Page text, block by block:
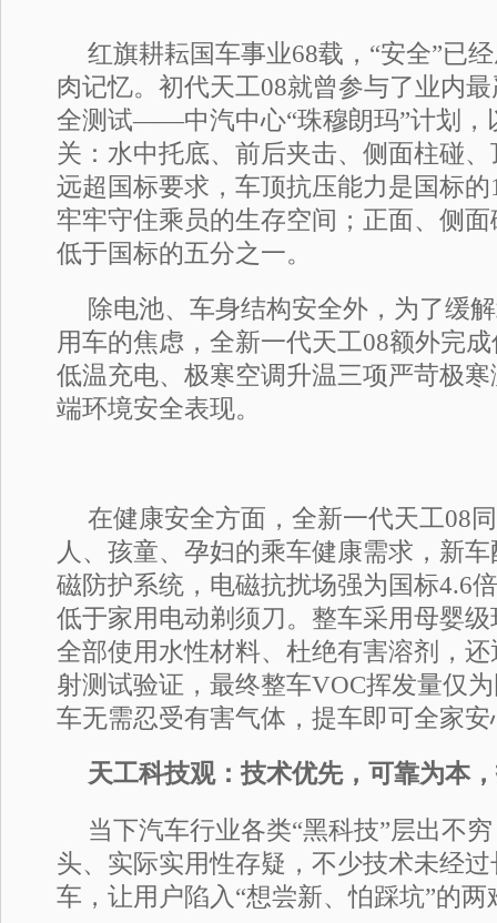
红旗耕耘国车事业68载，“安全”已
肉记忆。初代天工08就曾参与了业内
全测试——中汽中心“珠穆朗玛”计划，
关：水中托底、前后夹击、侧面柱碰
远超国标要求，车顶抗压能力是国标
牢牢守住乘员的生存空间；正面、侧
低于国标的五分之一。
除电池、车身结构安全外，为了缓
用车的焦虑，全新一代天工08额外完
低温充电、极寒空调升温三项严苛极
端环境安全表现。
在健康安全方面，全新一代天工08
人、孩童、孕妇的乘车健康需求，新
磁防护系统，电磁抗扰场强为国标4.6
低于家用电动剃须刀。整车采用母婴
全部使用水性材料、杜绝有害溶剂，
射测试验证，最终整车VOC挥发量仅
车无需忍受有害气体，提车即可全家
天工科技观：技术优先，可靠为本
当下汽车行业各类“黑科技”层出不
头、实际实用性存疑，不少技术未经
车，让用户陷入“想尝新、怕踩坑”的两